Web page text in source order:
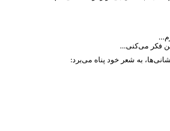
من فکر می‌کنی...
به شعر خود پناه می‌برد: